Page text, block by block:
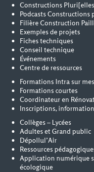
Constructions
Podcasts Constructions
Filière Construction
Exemples de projets
Fiches techniques
Conseil technique
Événements
Centre de ressources
Formations Intra sur
Formations courtes
Coordinateur en
Inscriptions,
Collèges – Lycées
Adultes et Grand public
Dépollul’Air
Ressources
Application numérique
écologique